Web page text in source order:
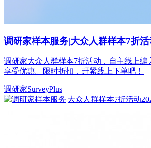
调研家样本服务|大众人群样本7折活
调研家大众人群样本7折活动，自主线上编
享受优惠。限时折扣，赶紧线上下单吧！
调研家SurveyPlus